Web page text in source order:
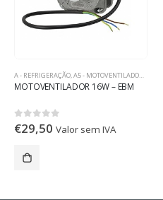
A - REFRIGERAÇÃO,A5 - MOTOVENTILADORES
MOTOVENTILADOR 16W – EBM
0out of 5
€29,50 Valor sem IVA